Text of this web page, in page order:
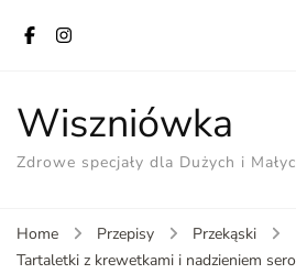
Wiszniówka
Zdrowe specjały dla Dużych i
Home Przepisy
Przekąski
Tartaletki z krewetkami i nadzieniem